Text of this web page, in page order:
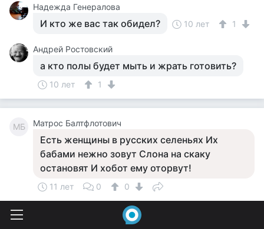
Надежда Генералова
И кто же вас так обидел? 10 лет 1
Андрей Ростовский
а кто полы будет мыть и жрать готовить?
10 лет 1
МБ Матрос Балтфлотович
Есть женщины в русских селеньях Их
бабами нежно зовут Слона на скаку
остановят И хобот ему оторвут!
11 лет 0 0